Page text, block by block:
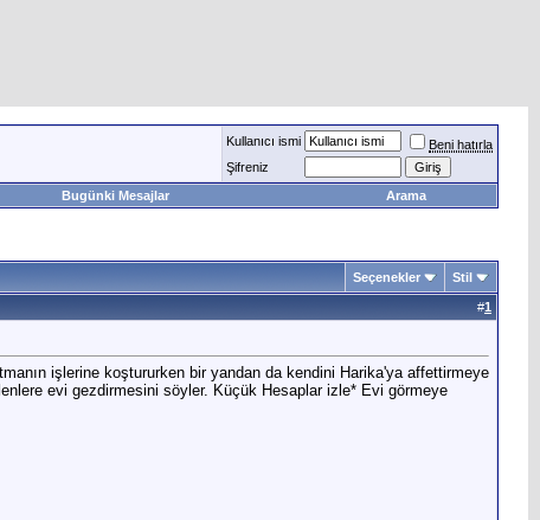
Kullanıcı ismi
Beni hatırla
Şifreniz
Bugünki Mesajlar Arama
Seçenekler Stil
#1
işlerine koştururken bir yandan da kendini Harika'ya affettirmeye
evi gezdirmesini söyler. Küçük Hesaplar izle* Evi görmeye